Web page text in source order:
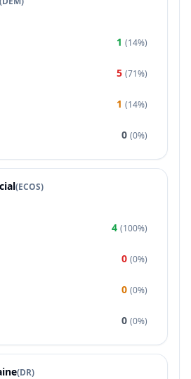
1 (14%)
5 (71%)
1 (14%)
0 (0%)
(ECOS)
4 (100%)
0 (0%)
0 (0%)
0 (0%)
(DR)